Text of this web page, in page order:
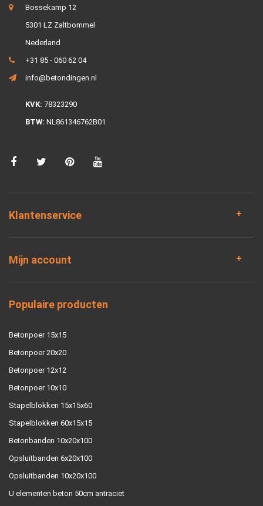
Bossekamp 12
5301 LZ Zaltbommel
Nederland
+31 85 - 060 62 04
info@betondingen.nl
KVK: 78323290
BTW: NL861346762B01
Klantenservice
Mijn account
Populaire producten
Betonpoer 15x15
Betonpoer 20x20
Betonpoer 12x12
Betonpoer 10x10
Stapelblokken 15x15x60
Stapelblokken 60x15x15
Betonbanden 10x20x100
Opsluitbanden 6x20x100
Opsluitbanden 10x20x100
U elementen beton 50cm antraciet